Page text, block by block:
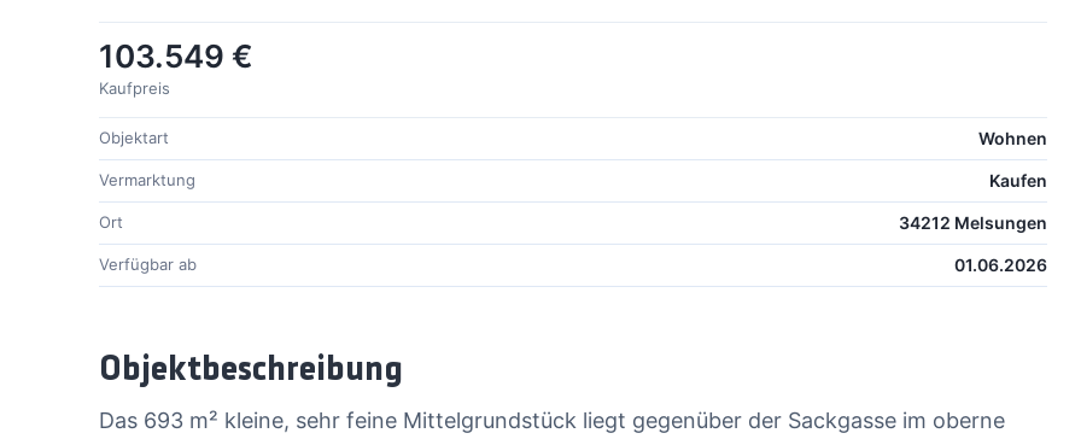
103.549 €
Kaufpreis
Objektart Wohnen
Vermarktung Kaufen
Ort 34212 Melsungen
Verfügbar ab 01.06.2026
Objektbeschreibung
Das 693 m² kleine, sehr feine Mittelgrundstück liegt gegenüber der Sackgasse im oberne